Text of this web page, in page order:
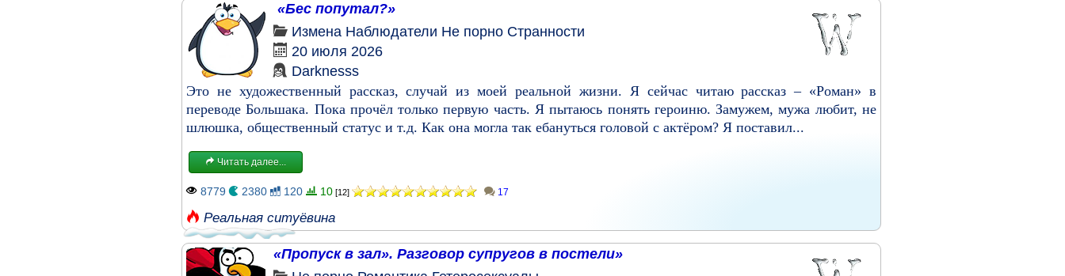
«Бес попутал?»
Измена Наблюдатели Не порно Странности
20 июля 2026
Darknesss
Это не художественный рассказ, случай из моей реальной жизни. Я сейчас читаю рассказ – «Роман» в
переводе Большака. Пока прочёл только первую часть. Я пытаюсь понять героиню. Замужем, мужа любит, не
шлюшка, общественный статус и т.д. Как она могла так ебануться головой с актёром? Я поставил...
Читать далее...
8779 2380 120 10 [12] 17
Реальная ситуёвина
«Пропуск в зал». Разговор супругов в постели»